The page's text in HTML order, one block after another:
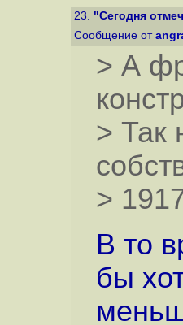
23. "Сегодня
Сообщение от
> А
> Так
>
В то
бы